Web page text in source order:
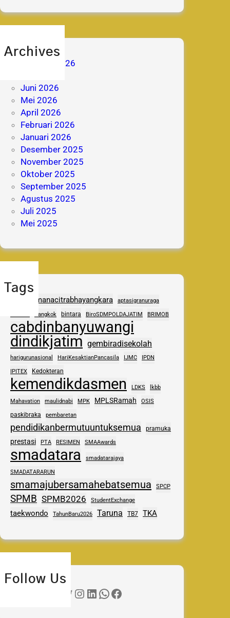
Archives
Agustus 2026
Juni 2026
Mei 2026
April 2026
Februari 2026
Januari 2026
Desember 2025
November 2025
Oktober 2025
September 2025
Agustus 2025
Juli 2025
Mei 2025
Tags
adhipramanacitrabhayangkara aptasigranuraga
Bangkok bintara BiroSDMPOLDAJATIM BRIMOB
cabdinbanyuwangi
dindikjatim gembiradisekolah
harigurunasional HariKesaktianPancasila IJMC IPDN
IPITEX Kedokteran
kemendikdasmen LDKS lkbb
Mahavation maulidnabi MPK MPLSRamah OSIS
paskibraka pembaretan
pendidikanbermutuuntuksemua pramuka
prestasi PTA RESIMEN SMAAwards
smadatara smadatarajaya
SMADATARARUN
smamajubersamahebatsemua SPCP
SPMB SPMB2026 StudentExchange
taekwondo TahunBaru2026 Taruna TB7 TKA
Follow Us
Instagram LinkedIn WhatsApp Facebook